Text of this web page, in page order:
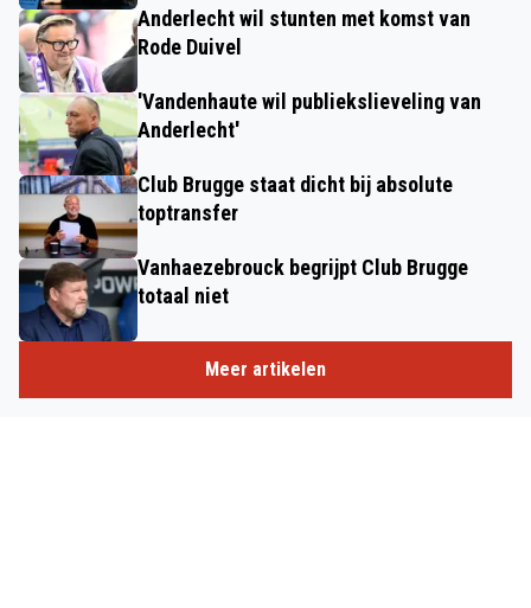
Anderlecht wil stunten met komst van
Rode Duivel
'Vandenhaute wil publiekslieveling van
Anderlecht'
Club Brugge staat dicht bij absolute
toptransfer
Vanhaezebrouck begrijpt Club Brugge
totaal niet
Meer artikelen